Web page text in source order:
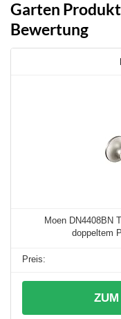
Garten
Bewertung
Moen DN4408BN
doppeltem